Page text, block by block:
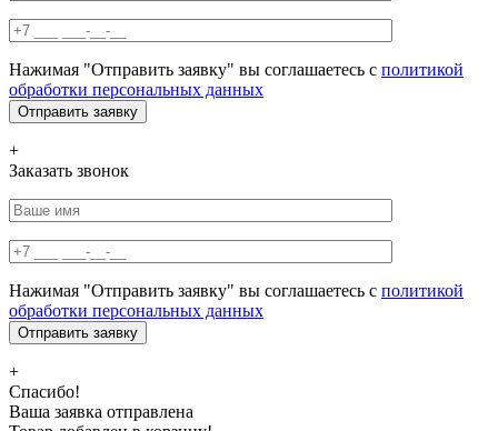
Нажимая "Отправить заявку" вы соглашаетесь с политикой
обработки персональных данных
+
Заказать звонок
Нажимая "Отправить заявку" вы соглашаетесь с политикой
обработки персональных данных
+
Спасибо!
Ваша заявка отправлена